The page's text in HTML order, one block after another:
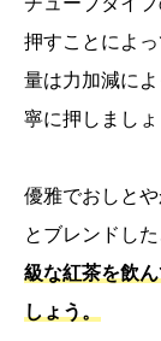
押すことによ
量は力加減に
寧に押しましょ
優雅でおしと
とブレンドし
級な紅茶を飲
しょう。